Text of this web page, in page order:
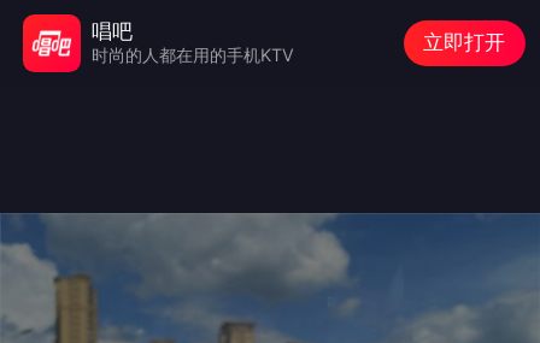
唱吧
时尚的人都在用的手机KTV
立即打开